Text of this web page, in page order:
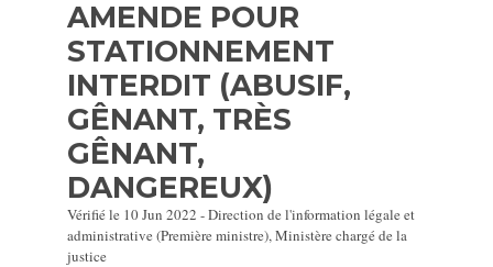
AMENDE POUR
STATIONNEMENT
INTERDIT (ABUSIF,
GÊNANT, TRÈS
GÊNANT,
DANGEREUX)
Vérifié le 10 Jun 2022 - Direction de l'information légale et
administrative (Première ministre), Ministère chargé de la
justice